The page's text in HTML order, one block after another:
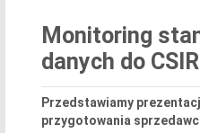
Monitoring
danych do
Przedstawiamy
przygotowania